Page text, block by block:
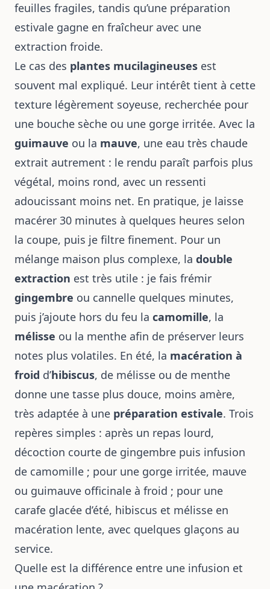
feuilles fragiles, tandis qu’une préparation
estivale gagne en fraîcheur avec une
extraction froide.
Le cas des plantes mucilagineuses est
souvent mal expliqué. Leur intérêt tient à cette
texture légèrement soyeuse, recherchée pour
une bouche sèche ou une gorge irritée. Avec la
guimauve ou la mauve, une eau très chaude
extrait autrement : le rendu paraît parfois plus
végétal, moins rond, avec un ressenti
adoucissant moins net. En pratique, je laisse
macérer 30 minutes à quelques heures selon
la coupe, puis je filtre finement. Pour un
mélange maison plus complexe, la double
extraction est très utile : je fais frémir
gingembre ou cannelle quelques minutes,
puis j’ajoute hors du feu la camomille, la
mélisse ou la menthe afin de préserver leurs
notes plus volatiles. En été, la macération à
froid d’hibiscus, de mélisse ou de menthe
donne une tasse plus douce, moins amère,
très adaptée à une préparation estivale. Trois
repères simples : après un repas lourd,
décoction courte de gingembre puis infusion
de camomille ; pour une gorge irritée, mauve
ou guimauve officinale à froid ; pour une
carafe glacée d’été, hibiscus et mélisse en
macération lente, avec quelques glaçons au
service.
Quelle est la différence entre une infusion et